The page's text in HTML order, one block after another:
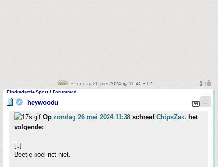
• zondag 26 mei 2024 @ 11:40 • 12
Eindredactie Sport / Forummod
heywoodu
Op zondag 26 mei 2024 11:38 schreef ChipsZak. het
volgende:
[..]
Beetje boel net niet.